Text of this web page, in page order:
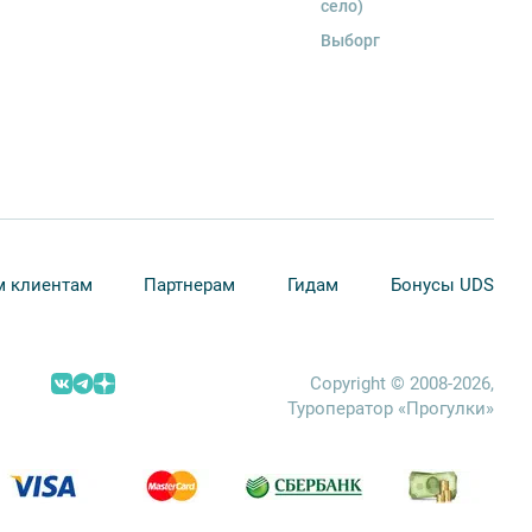
село)
Выборг
клиентам Партнерам Гидам Бонусы UDS
Copyright © 2008-2026,
Туроператор «Прогулки»